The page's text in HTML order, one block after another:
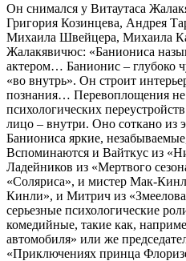
Он снимался у Витаутаса
Григория Козинцева, Андрея
Михаила Швейцера, Михаила
Жалакявичюс: «Баниониса
актером… Банионис – глубоко
«во внутрь». Он строит
познания… Перевоплощения не
психологических
лицо – внутри. Оно соткано из
Баниониса яркие,
Вспоминаются и Вайткус из
Ладейников из «Мертвого
«Соляриса», и мистер Мак-
Кинли», и Митрич из
серьезные психологические
комедийные, такие как,
автомобиля» или же
«Приключениях принца